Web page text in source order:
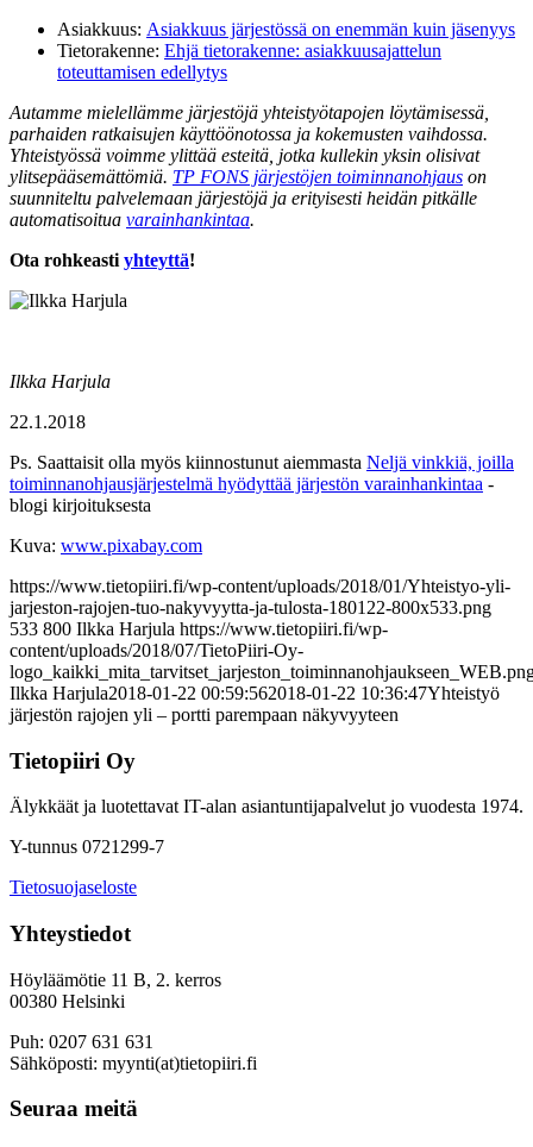
Asiakkuus: Asiakkuus järjestössä on enemmän kuin jäsenyys
Tietorakenne: Ehjä tietorakenne: asiakkuusajattelun
toteuttamisen edellytys
Autamme mielellämme järjestöjä yhteistyötapojen löytämisessä,
parhaiden ratkaisujen käyttöönotossa ja kokemusten vaihdossa.
Yhteistyössä voimme ylittää esteitä, jotka kullekin yksin olisivat
ylitsepääsemättömiä. TP FONS järjestöjen toiminnanohjaus on
suunniteltu palvelemaan järjestöjä ja erityisesti heidän pitkälle
automatisoitua varainhankintaa.
Ota rohkeasti yhteyttä!
Ilkka Harjula
22.1.2018
Ps. Saattaisit olla myös kiinnostunut aiemmasta Neljä vinkkiä, joilla
toiminnanohjausjärjestelmä hyödyttää järjestön varainhankintaa -
blogi kirjoituksesta
Kuva: www.pixabay.com
https://www.tietopiiri.fi/wp-content/uploads/2018/01/Yhteistyo-yli-
jarjeston-rajojen-tuo-nakyvyytta-ja-tulosta-180122-800x533.png
533 800 Ilkka Harjula https://www.tietopiiri.fi/wp-
content/uploads/2018/07/TietoPiiri-Oy-
Ilkka Harjula2018-01-22 00:59:562018-01-22 10:36:47Yhteistyö
järjestön rajojen yli – portti parempaan näkyvyyteen
Tietopiiri Oy
Älykkäät ja luotettavat IT-alan asiantuntijapalvelut jo vuodesta 1974.
Y-tunnus 0721299-7
Tietosuojaseloste
Yhteystiedot
Höyläämötie 11 B, 2. kerros
00380 Helsinki
Puh: 0207 631 631
Sähköposti: myynti(at)tietopiiri.fi
Seuraa meitä